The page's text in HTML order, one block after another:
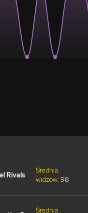
Rivals
Średnia
widzów: 98
Średnia